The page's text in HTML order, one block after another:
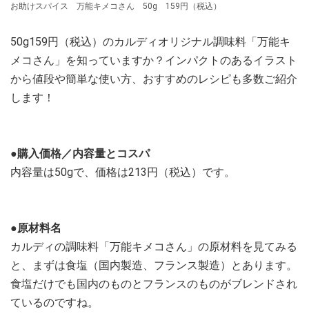
お助けスパイス 万能キメコさん 50g 159円（税込）
50g159円（税込）のカルディオリジナル調味料「万能キ
メコさん」を知っていますか？インパクトのあるイラスト
から値段や簡単な使い方、おすすめのレシピも多数ご紹介
します！
●購入価格／内容量とコスパ
内容量は50gで、価格は213円（税込）です。
●原材料名
カルディの調味料「万能キメコさん」の原材料を見てみる
と、まずは食塩（国内製造、フランス製造）とあります。
食塩だけでも国内のものとフランスのものがブレンドされ
ているのですね。